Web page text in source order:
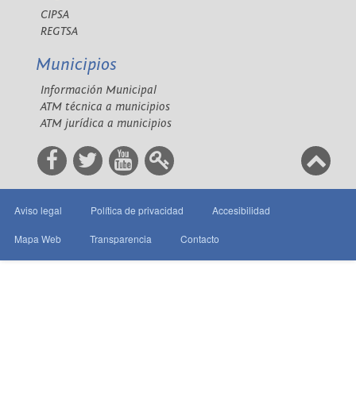
CIPSA
REGTSA
Municipios
Información Municipal
ATM técnica a municipios
ATM jurídica a municipios
Aviso legal Política de privacidad Accesibilidad
Mapa Web Transparencia Contacto